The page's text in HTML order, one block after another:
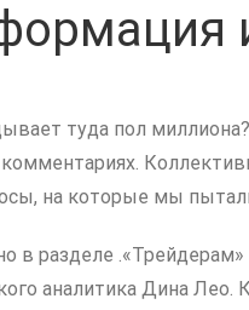
туда пол
на которые мы
в разделе
аналитика Дина